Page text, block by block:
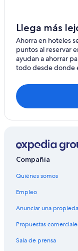
Llega más
Ahorra en hoteles
puntos al reservar
ayudan a ahorrar
todo desde donde
Compañía
Quiénes somos
Empleo
Anunciar una
Propuestas
Sala de prensa